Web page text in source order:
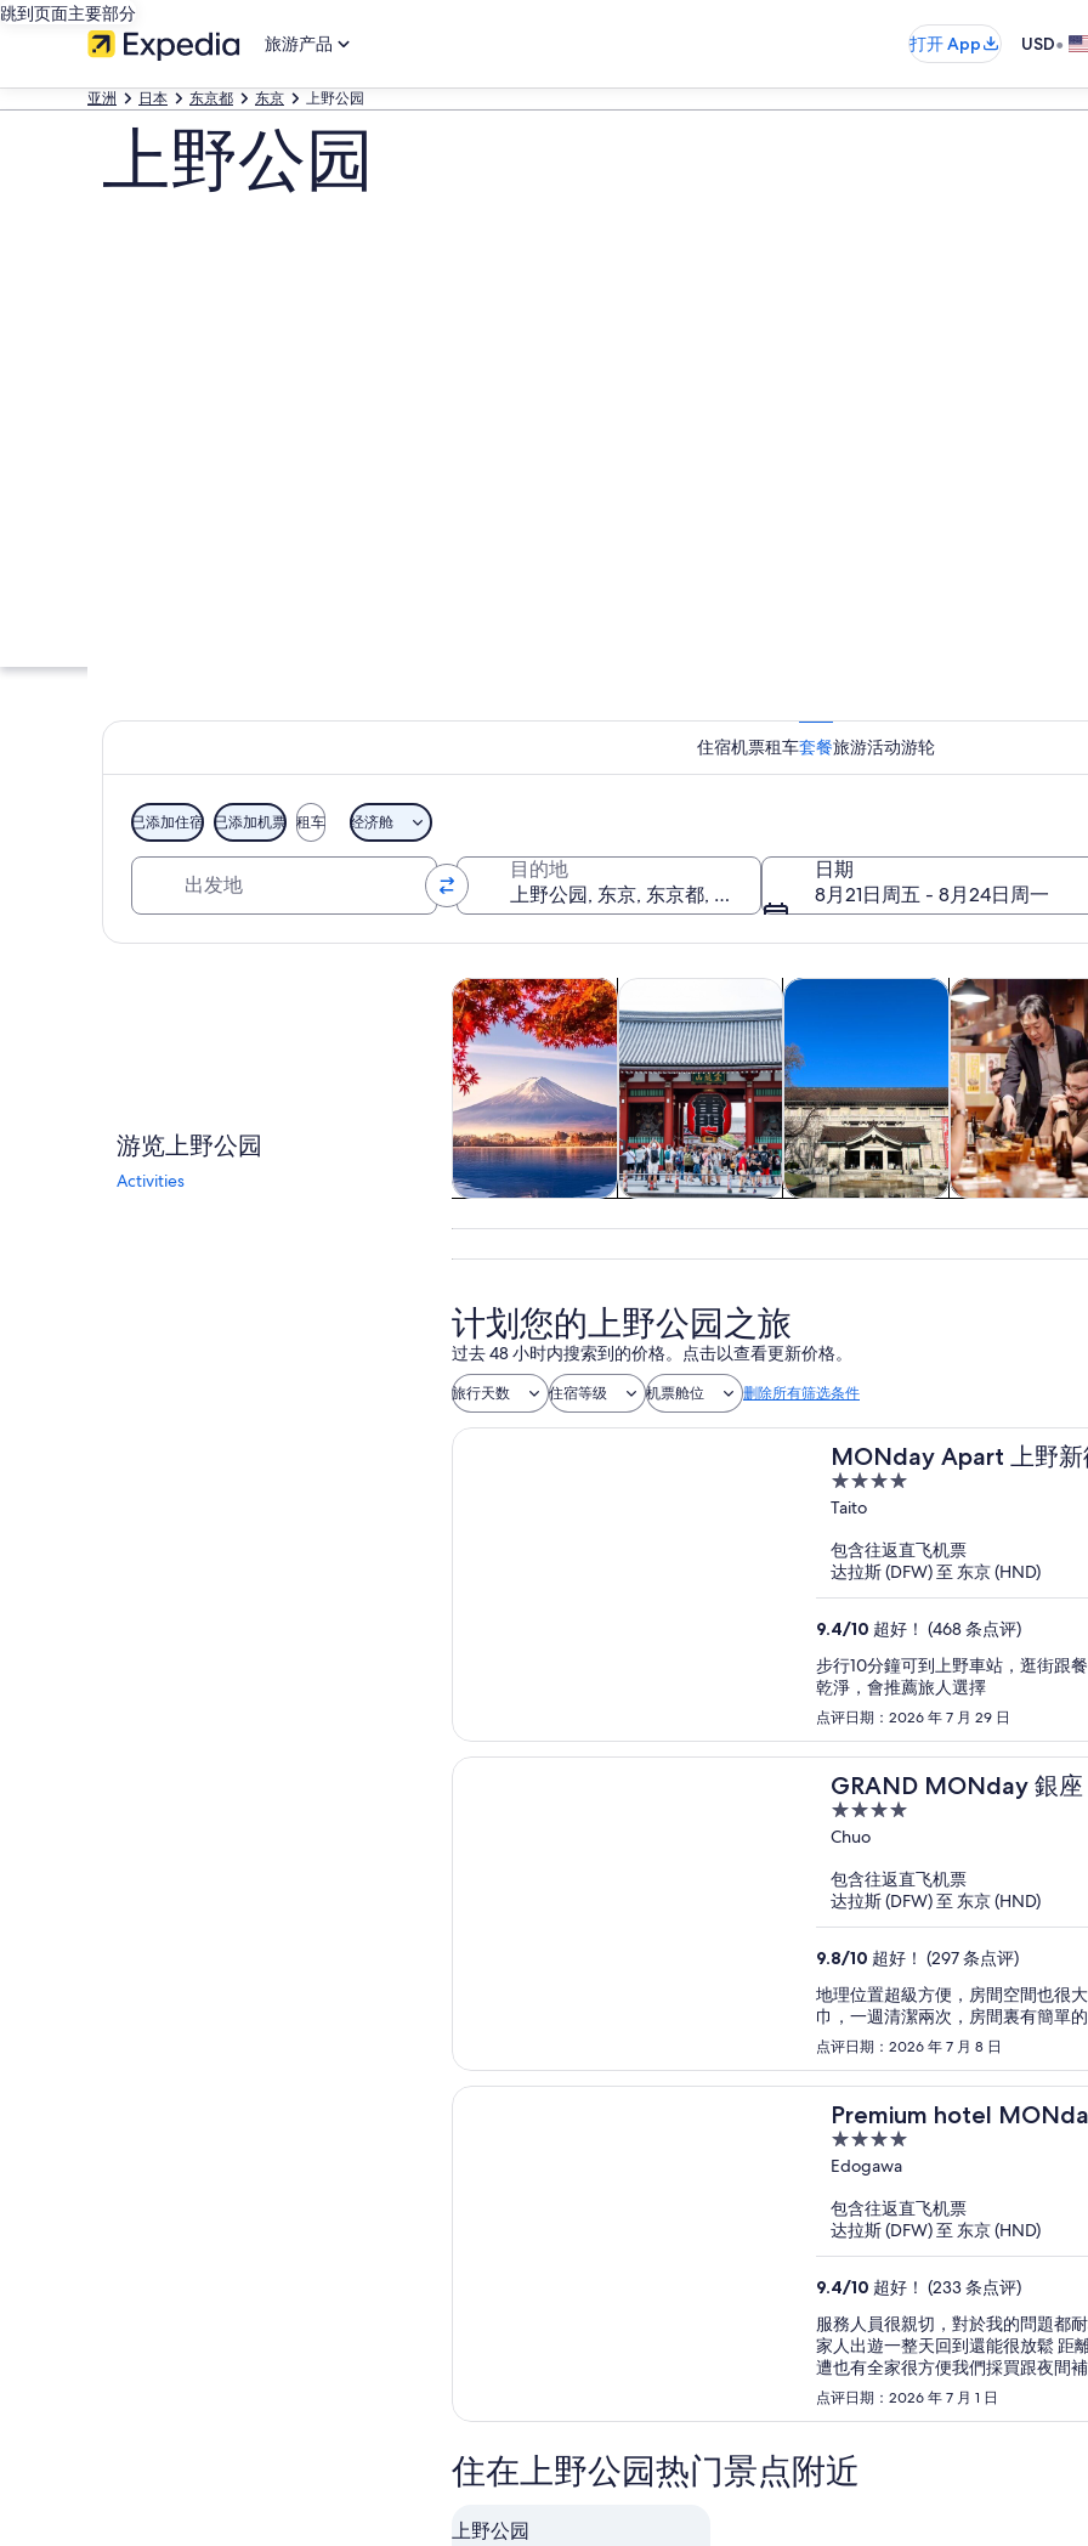
跳到页面主要部分
旅游产品
打开 App USD•
亚洲 日本 东京都 东京 上野公园
上野公园
上野公园
住宿机票租车套餐旅游活动游轮
已添加住宿 已添加机票 租车 经济舱
目的地
日期
8月21日周五 - 8月24日周一
游览上野公园
Activities
观光一日游在新标签页中打开
历史和文化 在新标签页中打开
私人和定制之旅 在新标签页中打开
餐饮和夜生活
计划您的上野公园之旅
过去 48 小时内搜索到的价格。点击以查看更新价格。
旅行天数 住宿等级 机票舱位 删除所有筛选条件
MONday Apart 上野新
4
out
5
Taito
包含往返直飞机票
达拉斯 (DFW) 至 东京 (HND)
9.4/10 超好！ (468 条点评)
步行10分鐘可到上野車站，逛街跟
乾淨，會推薦旅人選擇
点评日期：2026 年 7 月 29 日
GRAND MONday 銀座
4
out
5
Chuo
包含往返直飞机票
达拉斯 (DFW) 至 东京 (HND)
9.8/10 超好！ (297 条点评)
地理位置超級方便，房間空間也很
巾，一週清潔兩次，房間裏有簡單
点评日期：2026 年 7 月 8 日
Premium hotel
4
out
5
Edogawa
包含往返直飞机票
达拉斯 (DFW) 至 东京 (HND)
9.4/10 超好！ (233 条点评)
服務人員很親切，對於我的問題都耐心的回答 房間很整潔，住宿的公共浴
家人出遊一整天回到還能很放鬆 距離迪士尼也很靠近，有接駁車對於我很方便、司機都很客氣 周
点评日期：2026 年 7 月 1 日
住在上野公园热门景点附近
上野公园